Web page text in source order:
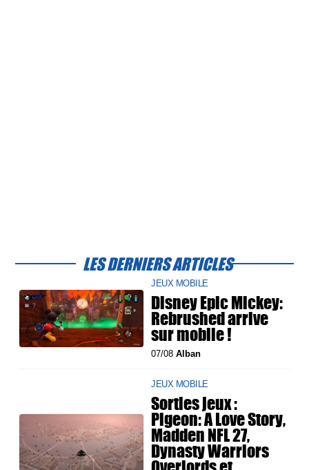
LES DERNIERS ARTICLES
JEUX MOBILE
Disney Epic Mickey:
Rebrushed arrive
sur mobile !
07/08Alban
JEUX MOBILE
Sorties jeux :
Pigeon: A Love Story,
Madden NFL 27,
Dynasty Warriors